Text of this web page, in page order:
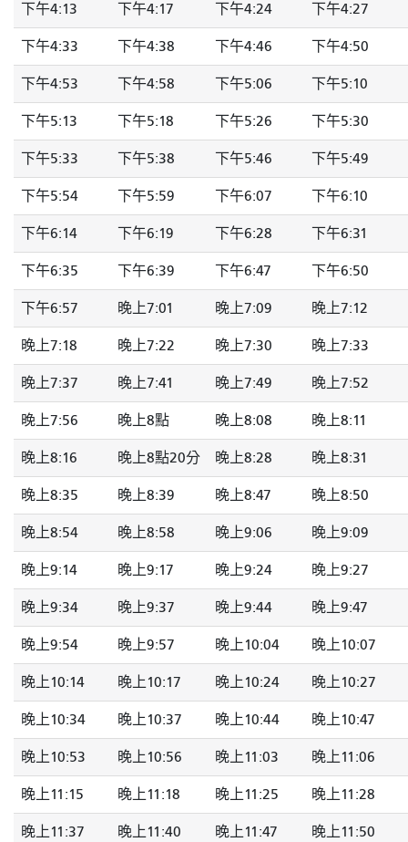
下午4:13 下午4:17 下午4:24 下午4:27
下午4:33 下午4:38 下午4:46 下午4:50
下午4:53 下午4:58 下午5:06 下午5:10
下午5:13 下午5:18 下午5:26 下午5:30
下午5:33 下午5:38 下午5:46 下午5:49
下午5:54 下午5:59 下午6:07 下午6:10
下午6:14 下午6:19 下午6:28 下午6:31
下午6:35 下午6:39 下午6:47 下午6:50
下午6:57 晚上7:01 晚上7:09 晚上7:12
晚上7:18 晚上7:22 晚上7:30 晚上7:33
晚上7:37 晚上7:41 晚上7:49 晚上7:52
晚上7:56 晚上8點 晚上8:08 晚上8:11
晚上8:16 晚上8點20分 晚上8:28 晚上8:31
晚上8:35 晚上8:39 晚上8:47 晚上8:50
晚上8:54 晚上8:58 晚上9:06 晚上9:09
晚上9:14 晚上9:17 晚上9:24 晚上9:27
晚上9:34 晚上9:37 晚上9:44 晚上9:47
晚上9:54 晚上9:57 晚上10:04 晚上10:07
晚上10:14 晚上10:17 晚上10:24 晚上10:27
晚上10:34 晚上10:37 晚上10:44 晚上10:47
晚上10:53 晚上10:56 晚上11:03 晚上11:06
晚上11:15 晚上11:18 晚上11:25 晚上11:28
晚上11:37 晚上11:40 晚上11:47 晚上11:50